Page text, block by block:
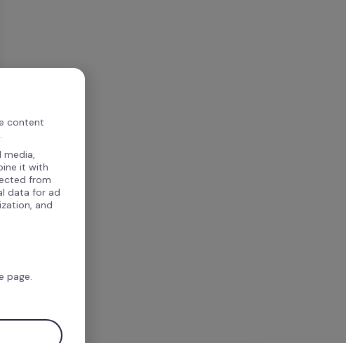
content
media,
it with
from
data for ad
and
page.